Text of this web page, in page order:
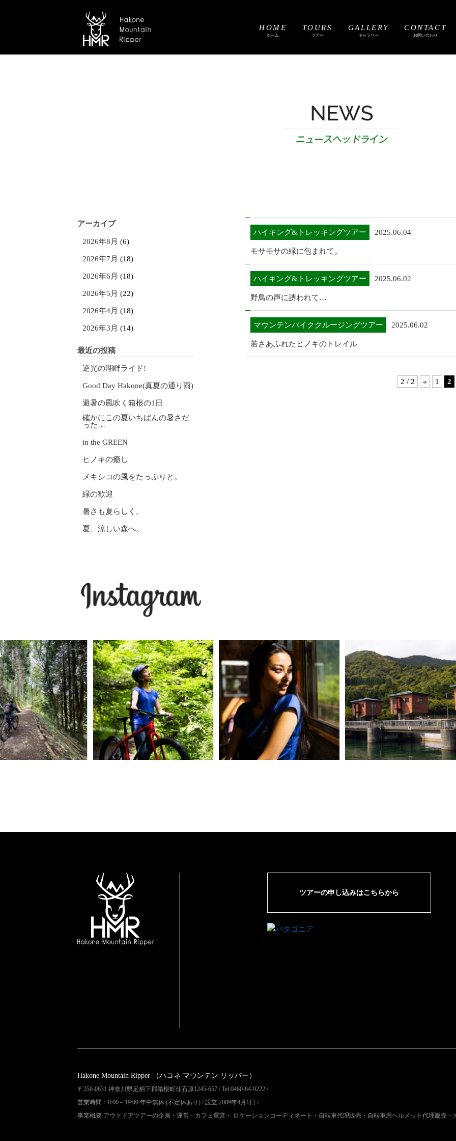
HOME
ホーム
TOURS
ツアー
GALLERY
ギャラリー
CONTACT
お問い合わせ
アーカイブ
2026年8月 (6)
2026年7月 (18)
2026年6月 (18)
2026年5月 (22)
2026年4月 (18)
2026年3月 (14)
最近の投稿
逆光の湖畔ライド!
Good Day Hakone(真夏の通り雨)
避暑の風吹く箱根の1日
確かにこの夏いちばんの暑さだ
った…
in the GREEN
ヒノキの癒し
メキシコの風をたっぷりと。
緑の歓迎
暑さも夏らしく。
夏、涼しい森へ。
ハイキング&トレッキングツアー 2025.06.04
モサモサの緑に包まれて。
ハイキング&トレッキングツアー 2025.06.02
野鳥の声に誘われて…
マウンテンバイククルージングツアー 2025.06.02
若さあふれたヒノキのトレイル
2 / 2 « 1 2
ツアーの申し込みはこちらから
Hakone Mountain Ripper （ハコネ マウンテン リッパー）
〒250-0631 神奈川県足柄下郡箱根町仙石原1245-657 / Tel 0460-84-9222 /
営業時間：8:00～19:00 年中無休 (不定休あり) / 設立 2009年4月1日 /
事業概要 アウトドアツアーの企画・運営・カフェ運営・ ロケーションコーディネート・自転車代理販売・自転車用ヘルメット代理販売・